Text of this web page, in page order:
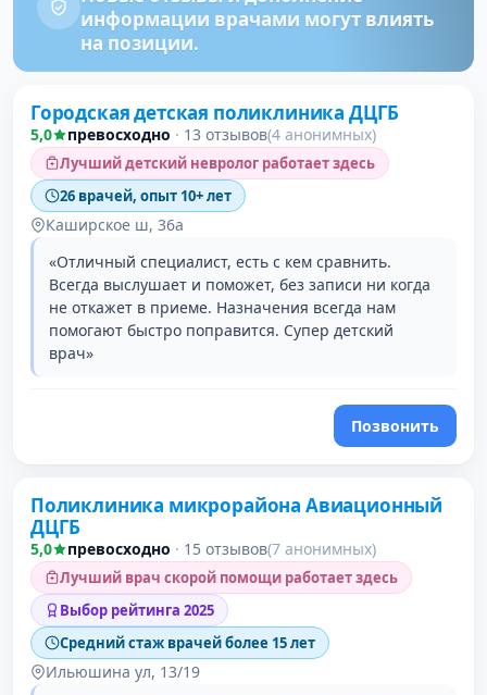
информации врачами могут влиять
на позиции.
Городская детская поликлиника ДЦГБ
5,0 превосходно · 13 отзывов(4 анонимных)
Лучший детский невролог работает здесь
26 врачей, опыт 10+ лет
Каширское ш, 36а
«Отличный специалист, есть с кем сравнить.
Всегда выслушает и поможет, без записи ни когда
не откажет в приеме. Назначения всегда нам
помогают быстро поправится. Супер детский
врач»
Позвонить
Поликлиника микрорайона Авиационный
ДЦГБ
5,0 превосходно · 15 отзывов(7 анонимных)
Лучший врач скорой помощи работает здесь
Выбор рейтинга 2025
Средний стаж врачей более 15 лет
Ильюшина ул, 13/19